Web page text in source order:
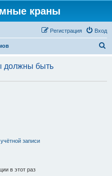
краны
Вход
Регистрация
с
должны быть
записи
в этот раз